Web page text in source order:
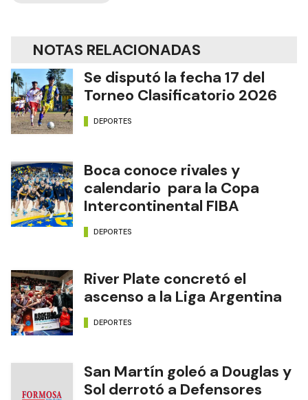
NOTAS RELACIONADAS
Se disputó la fecha 17 del
Torneo Clasificatorio 2026
DEPORTES
Boca conoce rivales y
calendario para la Copa
Intercontinental FIBA
DEPORTES
River Plate concretó el
ascenso a la Liga Argentina
DEPORTES
San Martín goleó a Douglas y
Sol derrotó a Defensores